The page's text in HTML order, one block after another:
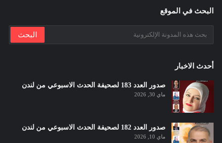
البحث في الموقع
أحدث الاخبار
صدور العدد 183 لصحيفة الحدث الاسبوعي من لندن
ماي 30, 2026
صدور العدد 182 لصحيفة الحدث الاسبوعي من لندن
ماي 10, 2026